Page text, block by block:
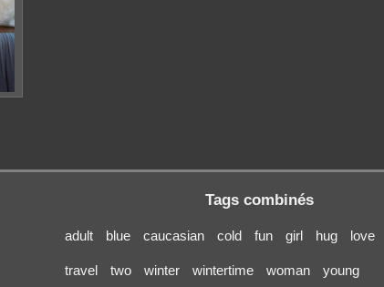
Tags combinés
adult blue caucasian cold fun girl hug love
travel two winter wintertime woman young